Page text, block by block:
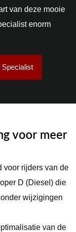
van deze mooie
enorm
Specialist
voor meer
voor rijders van de
D (Diesel) die
wijzigingen
van de